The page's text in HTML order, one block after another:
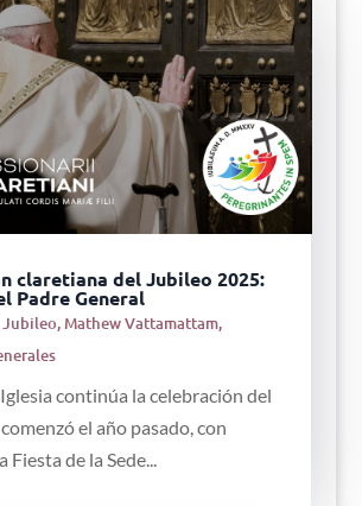
claretiana del Jubileo 2025:
Padre General
Jubileo,Mathew Vattamattam,
continúa la celebración del
el año pasado, con
Fiesta de la Sede...